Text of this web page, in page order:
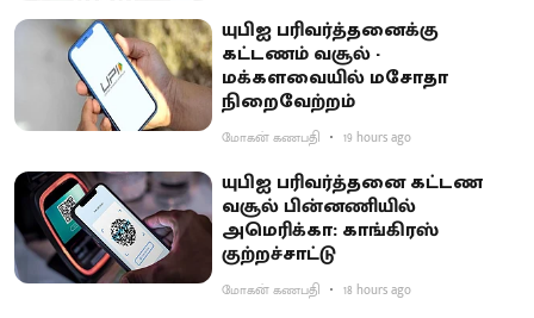
யுபிஐ பரிவர்த்தனைக்கு
கட்டணம் வசூல் -
மக்களவையில் மசோதா
நிறைவேற்றம்
மோகன் கணபதி 19 hours ago
யுபிஐ பரிவர்த்தனை கட்டண
வசூல் பின்னணியில்
அமெரிக்கா: காங்கிரஸ்
குற்றச்சாட்டு
மோகன் கணபதி 18 hours ago